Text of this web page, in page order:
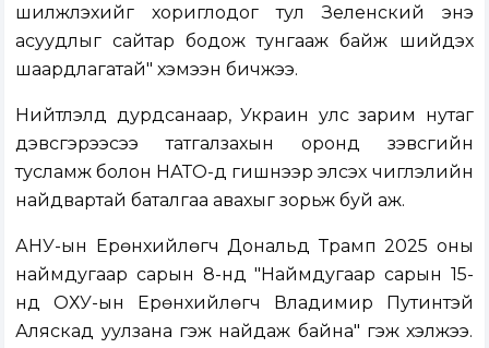
шилжүүлэхийг хориглодог тул Зеленский энэ
асуудлыг сайтар бодож тунгааж байж шийдэх
шаардлагатай" хэмээн бичжээ.
Нийтлэлд дурдсанаар, Украин улс зарим нутаг
дэвсгэрээсээ татгалзахын оронд зэвсгийн
тусламж болон НАТО-д гишүүнээр элсэх чиглэлийн
найдвартай баталгаа авахыг зорьж буй аж.
АНУ-ын Ерөнхийлөгч Дональд Трамп 2025 оны
наймдугаар сарын 8-нд "Наймдугаар сарын 15-
нд ОХУ-ын Ерөнхийлөгч Владимир Путинтэй
Аляскад уулзана гэж найдаж байна" гэж хэлжээ.